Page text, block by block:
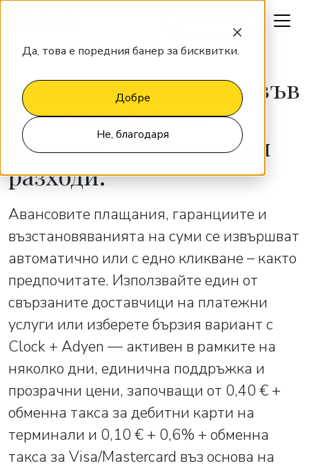
Да, това е поредния банер за бисквитки.
Добре
Не, благодаря
Плащания директно във
вашата хотелска
система. Без излишни
разходи.
Авансовите плащания, гаранциите и
възстановяванията на суми се извършват
автоматично или с едно кликване – както
предпочитате. Използвайте един от
свързаните доставчици на платежни
услуги или изберете бързия вариант с
Clock + Adyen — активен в рамките на
няколко дни, единична поддръжка и
прозрачни цени, започващи от 0,40 € +
обменна такса за дебитни карти на
терминали и 0,10 € + 0,6% + обменна
такса за Visa/Mastercard въз основа на